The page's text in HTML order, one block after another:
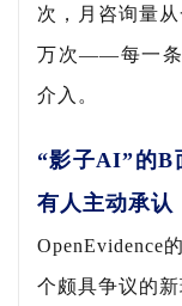
次，月咨询量
万次——每一条
介入。
“影子AI”的B
有人主动承认
OpenEvidence
个颇具争议的